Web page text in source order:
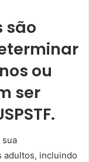
são
ou
ser
adultos, incluindo